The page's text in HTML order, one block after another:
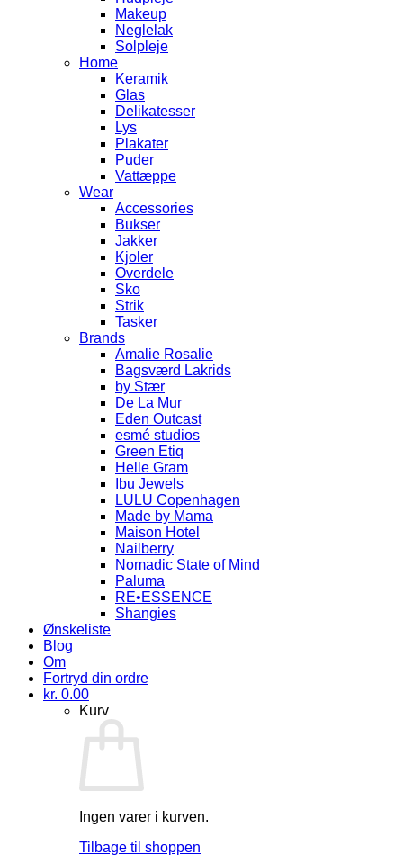
Makeup
Neglelak
Solpleje
Home
Keramik
Glas
Delikatesser
Lys
Plakater
Puder
Vattæppe
Wear
Accessories
Bukser
Jakker
Kjoler
Overdele
Sko
Strik
Tasker
Brands
Amalie Rosalie
Bagsværd Lakrids
by Stær
De La Mur
Eden Outcast
esmé studios
Green Etiq
Helle Gram
Ibu Jewels
LULU Copenhagen
Made by Mama
Maison Hotel
Nailberry
Nomadic State of Mind
Paluma
RE•ESSENCE
Shangies
Ønskeliste
Blog
Om
Fortryd din ordre
kr. 0.00
Kurv
Ingen varer i kurven.
Tilbage til shoppen